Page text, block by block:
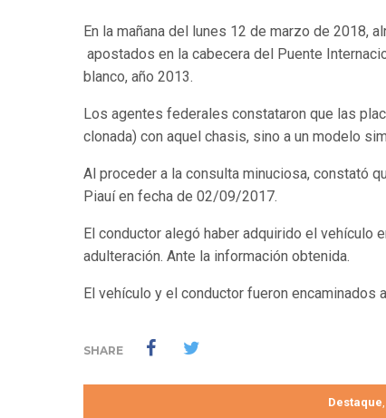
En la mañana del lunes 12 de marzo de 2018,
apostados en la cabecera del Puente
blanco, año 2013.
Los agentes federales constataron que las
clonada) con aquel chasis, sino a un modelo
Al proceder a la consulta minuciosa, constató
Piauí en fecha de 02/09/2017.
El conductor alegó haber adquirido el vehículo
adulteración. Ante la información obtenida.
El vehículo y el conductor fueron encaminados
SHARE
Destaque,